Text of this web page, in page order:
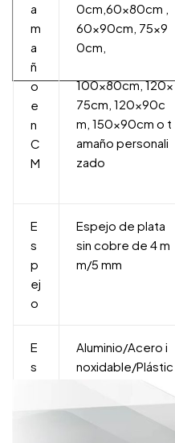
a
m
a
ñ
o
e
n
C
M
0cm,60x80cm ,
60x90cm, 75x9
0cm,
100x80cm, 120x
75cm, 120x90c
m, 150x90cm o t
amaño personali
zado
E
s
p
ej
o
Espejo de plata
sin cobre de 4 m
m/5 mm
E
s
Aluminio/Acero i
noxidable/Plástic